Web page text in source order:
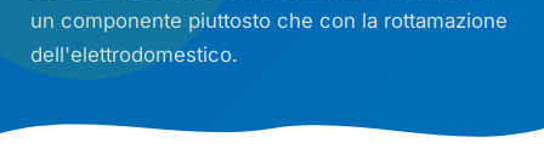
un componente piuttosto che con la rottamazione
dell'elettrodomestico.